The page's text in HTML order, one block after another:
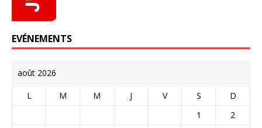
EVÉNEMENTS
août 2026
L M M J V S
D
1
2